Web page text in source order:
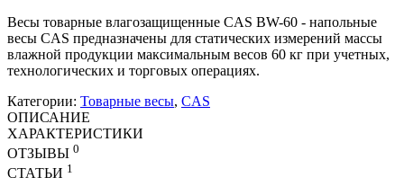
Весы товарные влагозащищенные CAS BW-60 - напольные
весы CAS предназначены для статических измерений массы
влажной продукции максимальным весов 60 кг при учетных,
технологических и торговых операциях.
Категории: Товарные весы, CAS
ОПИСАНИЕ
ХАРАКТЕРИСТИКИ
ОТЗЫВЫ 0
СТАТЬИ 1